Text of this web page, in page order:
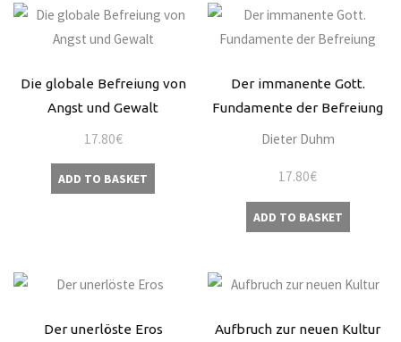
Die globale Befreiung von
Angst und Gewalt
17.80€
ADD TO BASKET
Der immanente Gott.
Fundamente der Befreiung
Dieter Duhm
17.80€
ADD TO BASKET
Der unerlöste Eros Aufbruch zur neuen Kultur